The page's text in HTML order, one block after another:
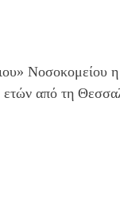
Νοσοκομείου
από τη